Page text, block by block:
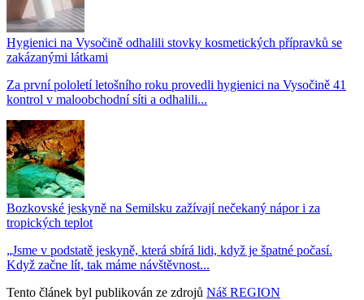
Hygienici na Vysočině odhalili stovky kosmetických přípravků se
zakázanými látkami
Za první pololetí letošního roku provedli hygienici na Vysočině 41
kontrol v maloobchodní síti a odhalili...
Bozkovské jeskyně na Semilsku zažívají nečekaný nápor i za
tropických teplot
„Jsme v podstatě jeskyně, která sbírá lidi, když je špatné počasí.
Když začne lít, tak máme návštěvnost...
Tento článek byl publikován ze zdrojů Náš REGION